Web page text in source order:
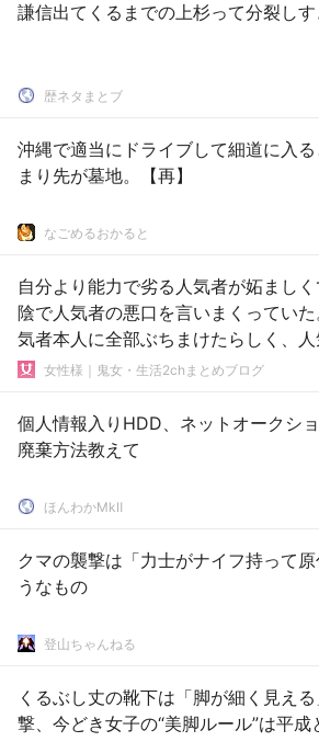
謙信出てくるまでの上杉って分裂し
歴ネタまとブ
沖縄で適当にドライブして細道に入
まり先が墓地。【再】
なごめるおかると
自分より能力で劣る人気者が妬まし
陰で人気者の悪口を言いまくってい
気者本人に全部ぶちまけたらしく、
女性様｜鬼女・生活2chまとめブログ
個人情報入りHDD、ネットオークシ
廃棄方法教えて
ほんわかMkⅡ
クマの襲撃は「力士がナイフ持って
うなもの
登山ちゃんねる
くるぶし丈の靴下は「脚が細く見え
撃、今どき女子の“美脚ルール”は平成